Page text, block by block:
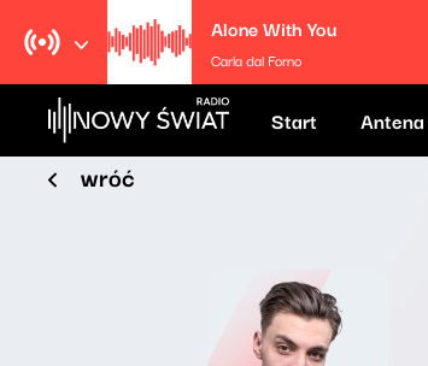
Alone With You
Carla dal Forno
Start Antena
wróć